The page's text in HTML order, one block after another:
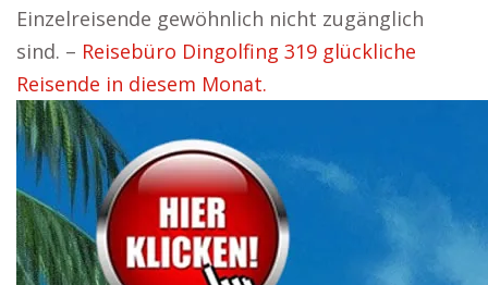
Einzelreisende gewöhnlich nicht zugänglich
sind. – Reisebüro Dingolfing 319 glückliche
Reisende in diesem Monat.